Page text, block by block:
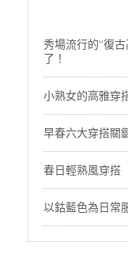
秀場流行的“復
了！
小熟女的高雅穿
早春六大穿搭關
春日輕熟風穿搭
以鈷藍色為日常